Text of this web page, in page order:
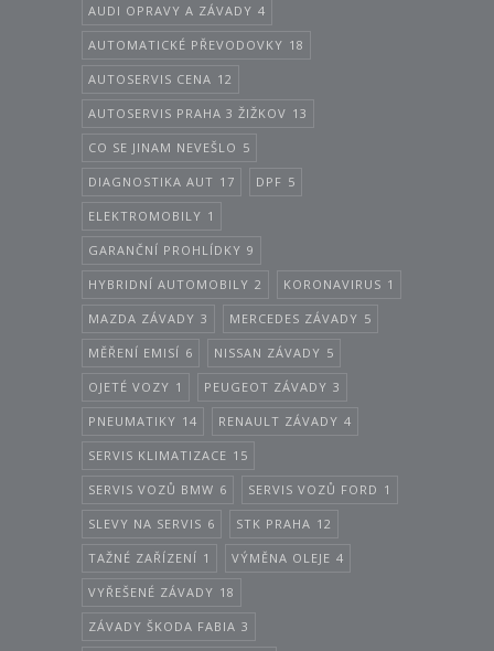
AUDI OPRAVY A ZÁVADY 4
AUTOMATICKÉ PŘEVODOVKY 18
AUTOSERVIS CENA 12
AUTOSERVIS PRAHA 3 ŽIŽKOV 13
CO SE JINAM NEVEŠLO 5
DIAGNOSTIKA AUT 17 DPF 5
ELEKTROMOBILY 1
GARANČNÍ PROHLÍDKY 9
HYBRIDNÍ AUTOMOBILY 2 KORONAVIRUS 1
MAZDA ZÁVADY 3 MERCEDES ZÁVADY 5
MĚŘENÍ EMISÍ 6 NISSAN ZÁVADY 5
OJETÉ VOZY 1 PEUGEOT ZÁVADY 3
PNEUMATIKY 14 RENAULT ZÁVADY 4
SERVIS KLIMATIZACE 15
SERVIS VOZŮ BMW 6 SERVIS VOZŮ FORD 1
SLEVY NA SERVIS 6 STK PRAHA 12
TAŽNÉ ZAŘÍZENÍ 1 VÝMĚNA OLEJE 4
VYŘEŠENÉ ZÁVADY 18
ZÁVADY ŠKODA FABIA 3